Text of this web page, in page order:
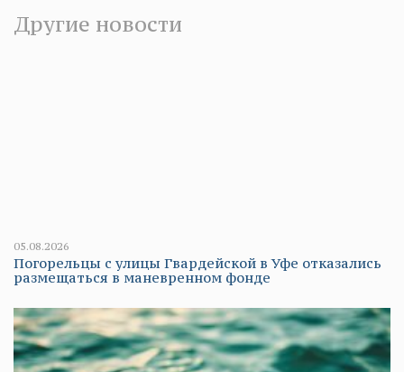
Другие новости
05.08.2026
Погорельцы с улицы Гвардейской в Уфе отказались
размещаться в маневренном фонде